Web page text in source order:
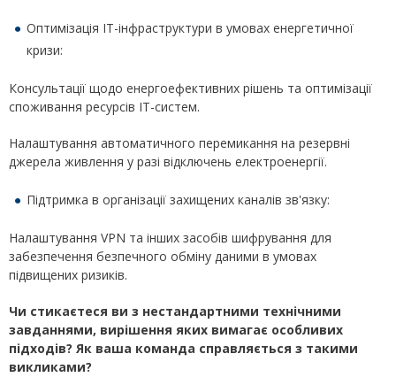
Оптимізація ІТ-інфраструктури в умовах енергетичної
кризи:
Консультації щодо енергоефективних рішень та оптимізації
споживання ресурсів ІТ-систем.
Налаштування автоматичного перемикання на резервні
джерела живлення у разі відключень електроенергії.
Підтримка в організації захищених каналів зв'язку:
Налаштування VPN та інших засобів шифрування для
забезпечення безпечного обміну даними в умовах
підвищених ризиків.
Чи стикаєтеся ви з нестандартними технічними
завданнями, вирішення яких вимагає особливих
підходів? Як ваша команда справляється з такими
викликами?